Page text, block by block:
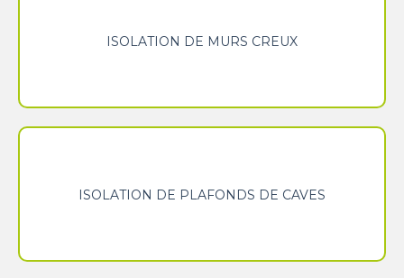
Isolation de murs creux
Isolation de plafonds de caves